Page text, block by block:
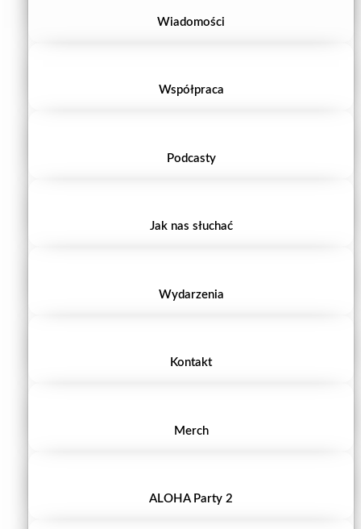
Wiadomości
Współpraca
Podcasty
Jak nas słuchać
Wydarzenia
Kontakt
Merch
ALOHA Party 2